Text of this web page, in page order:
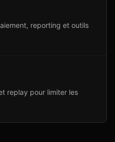
reporting et outils
replay pour limiter les